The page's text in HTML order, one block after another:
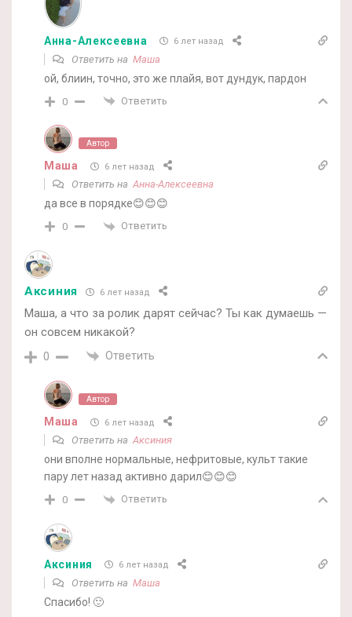
Анна-Алексеевна 6 лет назад
Ответить на Маша
ой, блиин, точно, это же плайя, вот дундук, пардон
0 Ответить
Автор
Маша 6 лет назад
Ответить наАнна-Алексеевна
да все в порядке😊😊😊
0 Ответить
Аксиния 6 лет назад
Маша, а что за ролик дарят сейчас? Ты как думаешь —
он совсем никакой?
0 Ответить
Автор
Маша 6 лет назад
Ответить наАксиния
они вполне нормальные, нефритовые, культ такие
пару лет назад активно дарил😊😊😊
0 Ответить
Аксиния 6 лет назад
Ответить на Маша
Спасибо! 🙂